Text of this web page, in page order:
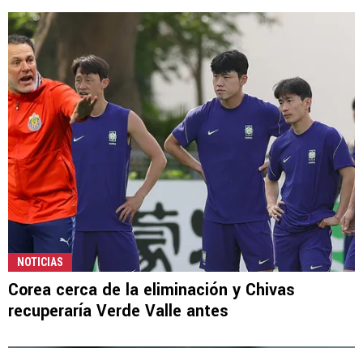
NOTICIAS
Corea cerca de la eliminación y Chivas
recuperaría Verde Valle antes